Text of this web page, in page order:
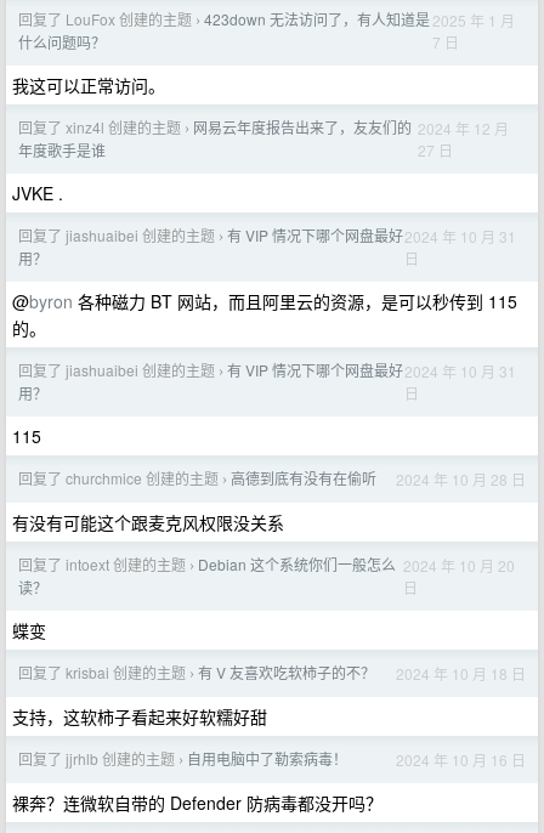
回复了 LouFox 创建的主题 › 423down 无法访问了，有人知道是
什么问题吗？
2025 年 1 月
7 日
我这可以正常访问。
回复了 xinz4l 创建的主题 › 网易云年度报告出来了，友友们的
年度歌手是谁
2024 年 12 月
27 日
JVKE .
回复了 jiashuaibei 创建的主题 › 有 VIP 情况下哪个网盘最好
用？
2024 年 10 月 31
日
@byron 各种磁力 BT 网站，而且阿里云的资源，是可以秒传到 115
的。
回复了 jiashuaibei 创建的主题 › 有 VIP 情况下哪个网盘最好
用？
2024 年 10 月 31
日
115
回复了 churchmice 创建的主题 › 高德到底有没有在偷听 2024 年 10 月 28 日
有没有可能这个跟麦克风权限没关系
回复了 intoext 创建的主题 › Debian 这个系统你们一般怎么
读？
2024 年 10 月 20
日
蝶变
回复了 krisbai 创建的主题 › 有 V 友喜欢吃软柿子的不？ 2024 年 10 月 18 日
支持，这软柿子看起来好软糯好甜
回复了 jjrhlb 创建的主题 › 自用电脑中了勒索病毒！ 2024 年 10 月 16 日
裸奔？连微软自带的 Defender 防病毒都没开吗？